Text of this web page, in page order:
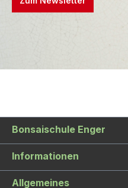
Bonsaischule Enger
Informationen
Allgemeines